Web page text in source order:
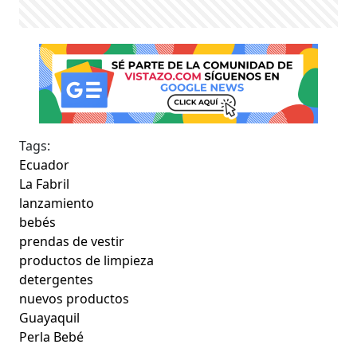
Tags:
Ecuador
La Fabril
lanzamiento
bebés
prendas de vestir
productos de limpieza
detergentes
nuevos productos
Guayaquil
Perla Bebé